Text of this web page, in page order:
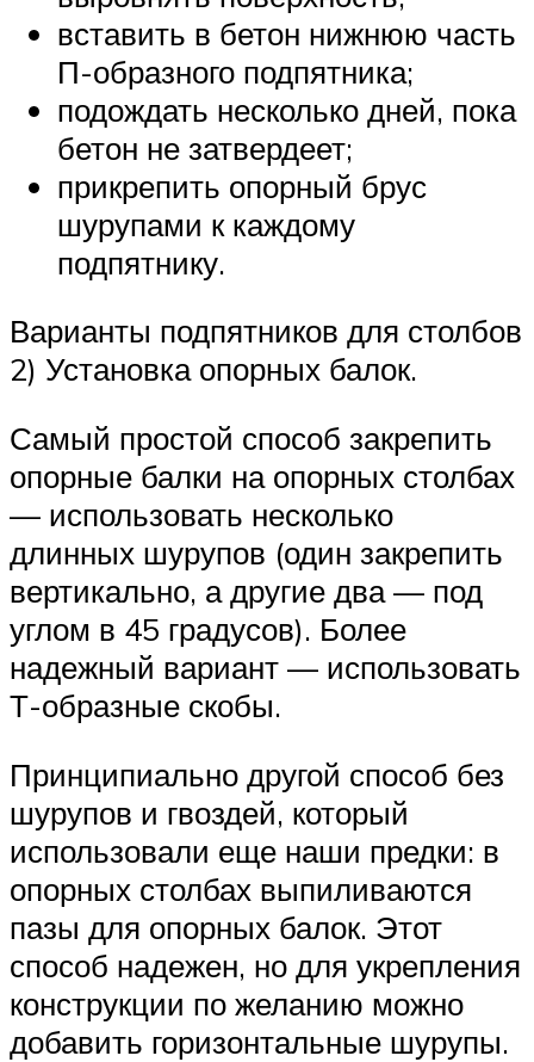
вставить в бетон нижнюю часть
П-образного подпятника;
подождать несколько дней, пока
бетон не затвердеет;
прикрепить опорный брус
шурупами к каждому
подпятнику.
Варианты подпятников для столбов
2) Установка опорных балок.
Самый простой способ закрепить
опорные балки на опорных столбах
— использовать несколько
длинных шурупов (один закрепить
вертикально, а другие два — под
углом в 45 градусов). Более
надежный вариант — использовать
Т-образные скобы.
Принципиально другой способ без
шурупов и гвоздей, который
использовали еще наши предки: в
опорных столбах выпиливаются
пазы для опорных балок. Этот
способ надежен, но для укрепления
конструкции по желанию можно
добавить горизонтальные шурупы.